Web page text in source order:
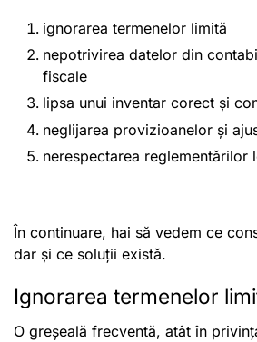
ignorarea termenelor limită
nepotrivirea datelor din
fiscale
lipsa unui inventar corect și
neglijarea provizioanelor și
nerespectarea reglementărilor
În continuare, hai să vedem ce
dar și ce soluții există.
Ignorarea termenelor
O greșeală frecventă, atât în